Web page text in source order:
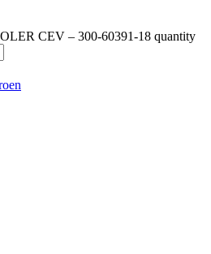
CEV – 300-60391-18 quantity